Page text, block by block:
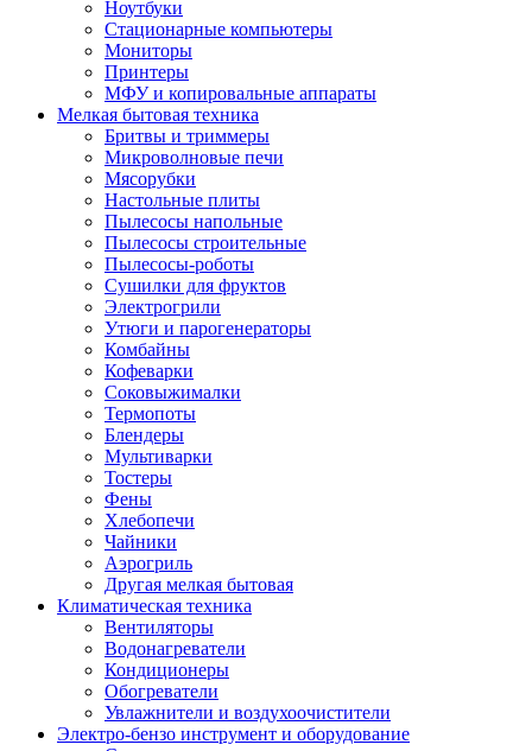
Ноутбуки
Стационарные компьютеры
Мониторы
Принтеры
МФУ и копировальные аппараты
Мелкая бытовая техника
Бритвы и триммеры
Микроволновые печи
Мясорубки
Настольные плиты
Пылесосы напольные
Пылесосы строительные
Пылесосы-роботы
Сушилки для фруктов
Электрогрили
Утюги и парогенераторы
Комбайны
Кофеварки
Соковыжималки
Термопоты
Блендеры
Мультиварки
Тостеры
Фены
Хлебопечи
Чайники
Аэрогриль
Другая мелкая бытовая
Климатическая техника
Вентиляторы
Водонагреватели
Кондиционеры
Обогреватели
Увлажнители и воздухоочистители
Электро-бензо инструмент и оборудование